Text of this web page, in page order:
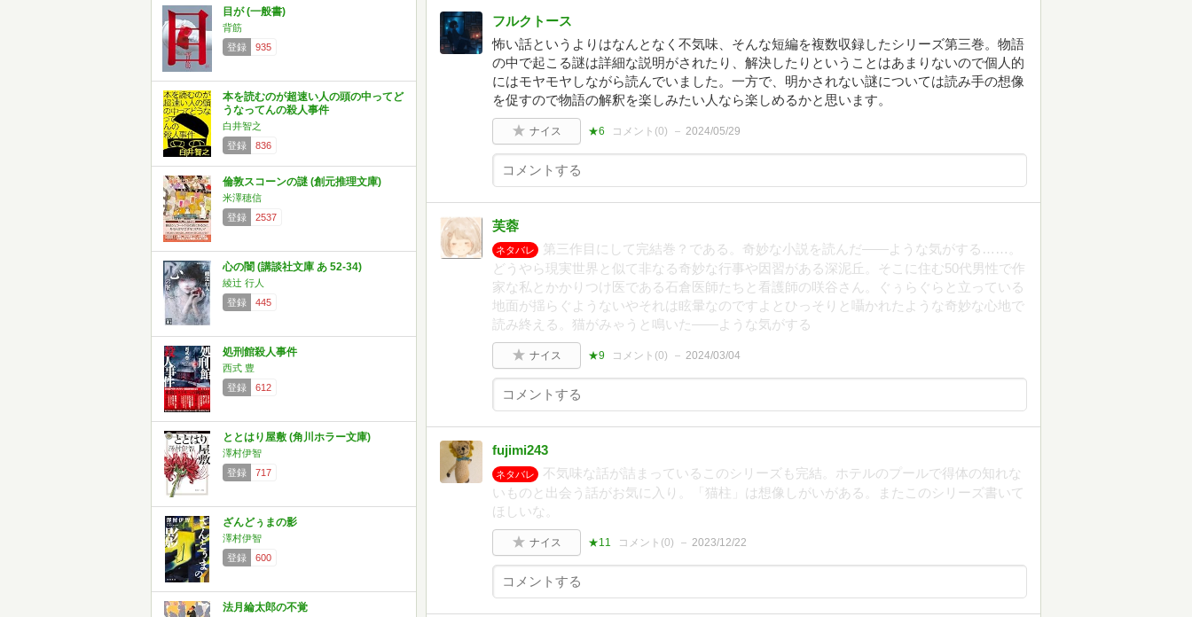
目が (一般書)
背筋
登録
935
本を読むのが超速い人の頭の中ってど
うなってんの殺人事件
白井智之
登録
836
倫敦スコーンの謎 (創元推理文庫)
米澤穂信
登録
2537
心の闇 (講談社文庫 あ 52-34)
綾辻 行人
登録
445
処刑館殺人事件
西式 豊
登録
612
ととはり屋敷 (角川ホラー文庫)
澤村伊智
登録
717
ざんどぅまの影
澤村伊智
登録
600
法月綸太郎の不覚
フルクトース
怖い話というよりはなんとなく不気味、そんな短編を複数収録したシリーズ第三巻。物語
の中で起こる謎は詳細な説明がされたり、解決したりということはあまりないので個人的
にはモヤモヤしながら読んでいました。一方で、明かされない謎については読み手の想像
を促すので物語の解釈を楽しみたい人なら楽しめるかと思います。
ナイス ★6 コメント(0) 2024/05/29
芙蓉
ネタバレ
第三作目にして完結巻？である。奇妙な小説を読んだ――ような気がする……。
どうやら現実世界と似て非なる奇妙な行事や因習がある深泥丘。そこに住む50代男性で作
家な私とかかりつけ医である石倉医師たちと看護師の咲谷さん。ぐぅらぐらと立っている
地面が揺らぐようないやそれは眩暈なのですよとひっそりと囁かれたような奇妙な心地で
読み終える。猫がみゃうと鳴いた――ような気がする
ナイス ★9 コメント(0) 2024/03/04
fujimi243
ネタバレ
不気味な話が詰まっているこのシリーズも完結。ホテルのプールで得体の知れな
いものと出会う話がお気に入り。「猫柱」は想像しがいがある。またこのシリーズ書いて
ほしいな。
ナイス ★11 コメント(0) 2023/12/22